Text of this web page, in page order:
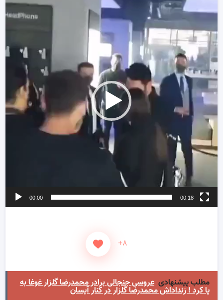
00:00 00:18
+۸
مطلب پیشنهادی عروسی جنجالی برادر محمدرضا گلزار غوغا به
پا کرد ! زنداداش محمدرضا گلزار در کنار آیسان